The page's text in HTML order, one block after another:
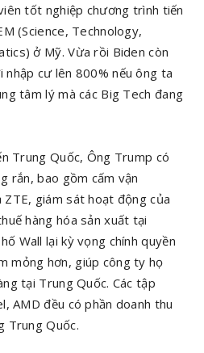
tốt nghiệp chương trình tiến
(Science, Technology,
ở Mỹ. Vừa rồi Biden còn
cư lên 800% nếu ông ta
tâm lý mà các Big Tech đang
Trung Quốc, Ông Trump có
rắn, bao gồm cấm vận
giám sát hoạt động của
hàng hóa sản xuất tại
Wall lại kỳ vọng chính quyền
mỏng hơn, giúp công ty họ
tại Trung Quốc. Các tập
AMD đều có phần doanh thu
Quốc.